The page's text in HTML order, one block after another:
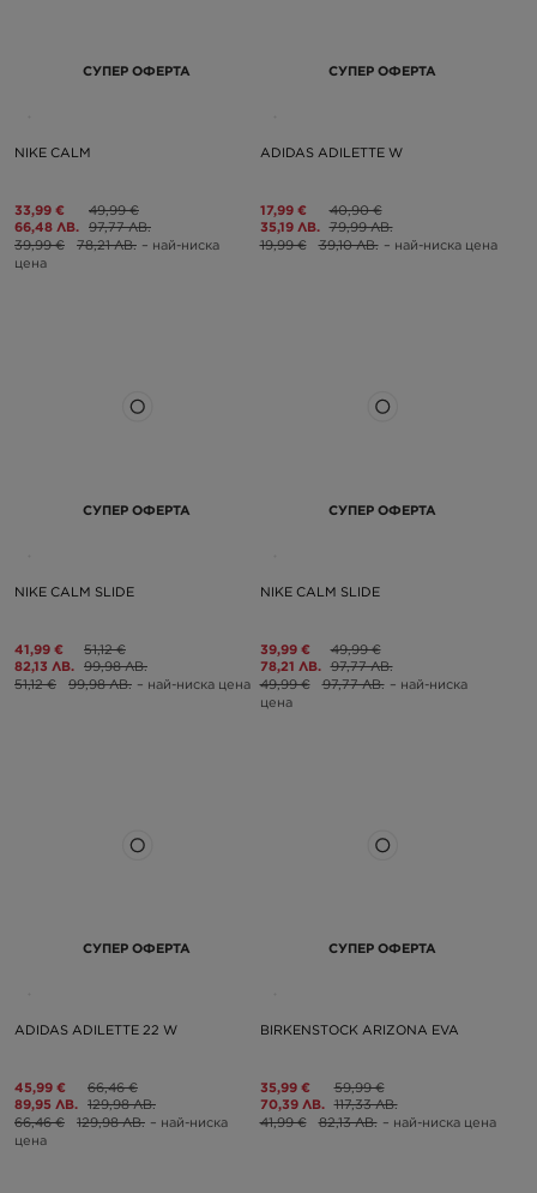
СУПЕР ОФЕРТА
NIKE CALM
33,99 €
66,48 ЛВ.
49,99 €
97,77 ЛВ.
39,99 €
78,21 ЛВ. – най-ниска
цена
СУПЕР ОФЕРТА
ADIDAS ADILETTE W
17,99 €
35,19 ЛВ.
40,90 €
79,99 ЛВ.
19,99 €
39,10 ЛВ. – най-ниска цена
СУПЕР ОФЕРТА
NIKE CALM SLIDE
41,99 €
82,13 ЛВ.
51,12 €
99,98 ЛВ.
51,12 €
99,98 ЛВ. – най-ниска цена
СУПЕР ОФЕРТА
NIKE CALM SLIDE
39,99 €
78,21 ЛВ.
49,99 €
97,77 ЛВ.
49,99 €
97,77 ЛВ. – най-ниска
цена
СУПЕР ОФЕРТА
ADIDAS ADILETTE 22 W
45,99 €
89,95 ЛВ.
66,46 €
129,98 ЛВ.
66,46 €
129,98 ЛВ. – най-ниска
цена
СУПЕР ОФЕРТА
BIRKENSTOCK ARIZONA EVA
35,99 €
70,39 ЛВ.
59,99 €
117,33 ЛВ.
41,99 €
82,13 ЛВ. – най-ниска цена